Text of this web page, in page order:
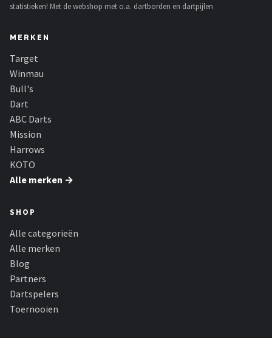
Mission
Harrows
KOTO
Unicorn
Red Dragon
Alle merken →
statistieken! Met de webshop met o.a. dartborden en dartpijlen
MERKEN
Target
Winmau
Bull's
Dart
ABC Darts
Mission
Harrows
KOTO
Alle merken →
SHOP
Alle categorieën
Alle merken
Blog
Partners
Dartspelers
Toernooien